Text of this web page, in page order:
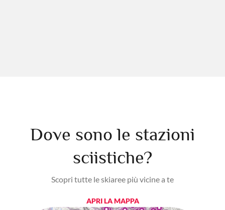
Dove sono le stazioni
sciistiche?
Scopri tutte le skiaree più vicine a te
APRI LA MAPPA